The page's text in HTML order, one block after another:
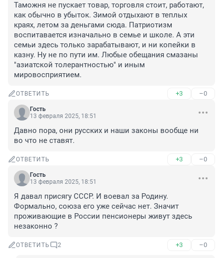
Таможня не пускает товар, торговля стоит, работают,
как обычно в убыток. Зимой отдыхают в теплых
краях, летом за деньгами сюда. Патриотизм
воспитавается изначально в семье и школе. А эти
семьи здесь только зарабатывают, и ни копейки в
казну. Ну не по пути им. Любые обещания смазаны
"азиатской толерантностью" и иным
мировосприятием.
ОТВЕТИТЬ +3 –0
Гость
13 февраля 2025, 18:51
Давно пора, они русских и наши законы вообще ни
во что не ставят.
ОТВЕТИТЬ +3 –0
Гость
13 февраля 2025, 18:51
Я давал присягу СССР. И воевал за Родину.
Формально, союза его уже сейчас нет. Значит
проживающие в России пенсионеры живут здесь
незаконно ?
ОТВЕТИТЬ 2 +3 –0